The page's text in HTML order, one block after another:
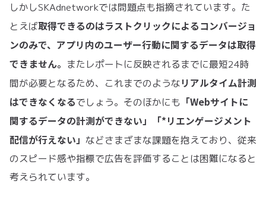
しかしSKAdnetworkでは問題点も指摘されています。た
とえば取得できるのはラストクリックによるコンバージョ
ンのみで、アプリ内のユーザー行動に関するデータは取得
できません。 またレポートに反映されるまでに最短24時
間が必要となるため、これまでのようなリアルタイム計測
はできなくなるでしょう。そのほかにも 「Webサイトに
関するデータの計測ができない」「*リエンゲージメント
配信が行えない」 などさまざまな課題を抱えており、従来
のスピード感や指標で広告を評価することは困難になると
考えられています。